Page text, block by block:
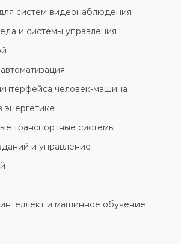
систем видеонаблюдения
и системы управления
человек-машина
энергетике
транспортные системы
и управление
и машинное обучение